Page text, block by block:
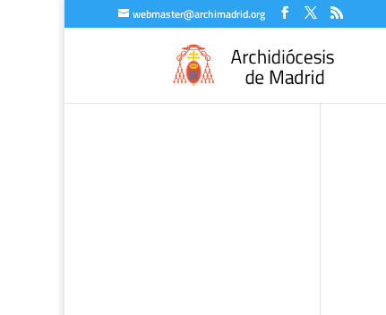
webmaster@archimadrid.org